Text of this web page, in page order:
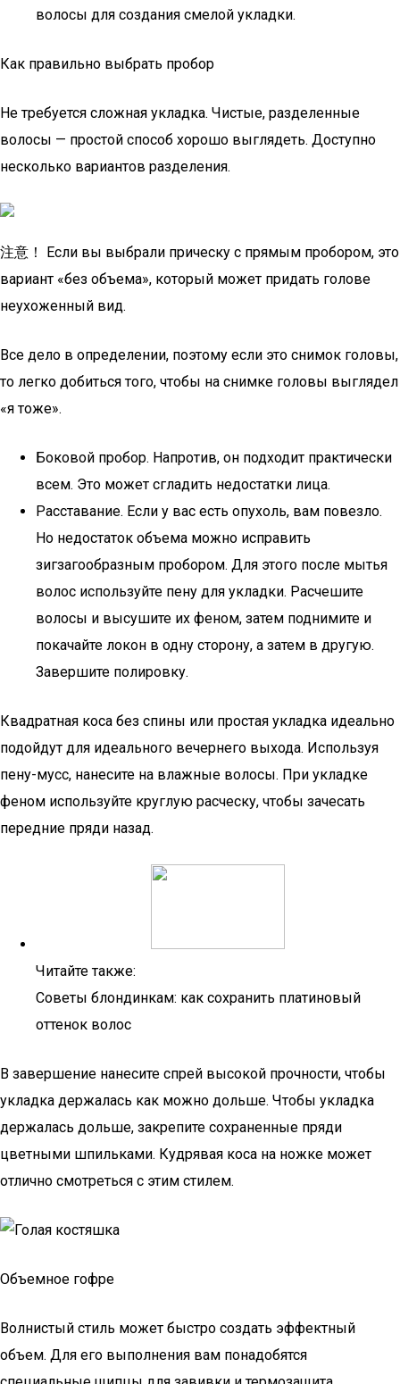
волосы для создания смелой укладки.
Как правильно выбрать пробор
Не требуется сложная укладка. Чистые, разделенные
волосы — простой способ хорошо выглядеть. Доступно
несколько вариантов разделения.
注意！ Если вы выбрали прическу с прямым пробором, это
вариант «без объема», который может придать голове
неухоженный вид.
Все дело в определении, поэтому если это снимок головы,
то легко добиться того, чтобы на снимке головы выглядел
«я тоже».
Боковой пробор. Напротив, он подходит практически
всем. Это может сгладить недостатки лица.
Расставание. Если у вас есть опухоль, вам повезло.
Но недостаток объема можно исправить
зигзагообразным пробором. Для этого после мытья
волос используйте пену для укладки. Расчешите
волосы и высушите их феном, затем поднимите и
покачайте локон в одну сторону, а затем в другую.
Завершите полировку.
Квадратная коса без спины или простая укладка идеально
подойдут для идеального вечернего выхода. Используя
пену-мусс, нанесите на влажные волосы. При укладке
феном используйте круглую расческу, чтобы зачесать
передние пряди назад.
Читайте также:
Советы блондинкам: как сохранить платиновый
оттенок волос
В завершение нанесите спрей высокой прочности, чтобы
укладка держалась как можно дольше. Чтобы укладка
держалась дольше, закрепите сохраненные пряди
цветными шпильками. Кудрявая коса на ножке может
отлично смотреться с этим стилем.
Объемное гофре
Волнистый стиль может быстро создать эффектный
объем. Для его выполнения вам понадобятся